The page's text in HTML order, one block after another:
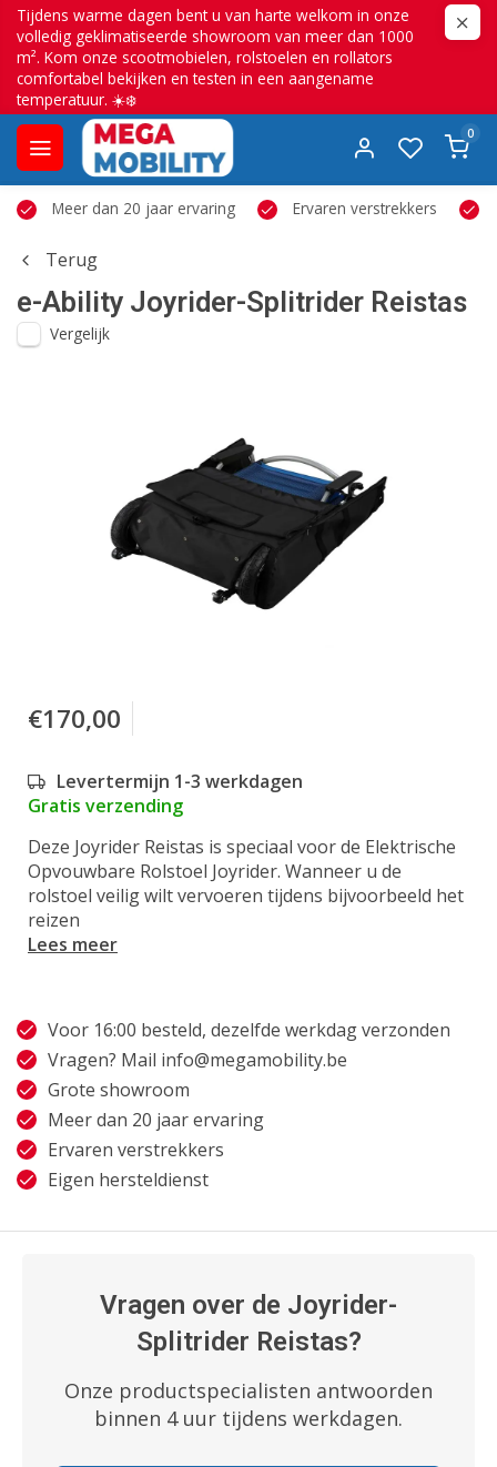
Tijdens warme dagen bent u van harte welkom in onze
volledig geklimatiseerde showroom van meer dan 1000
m². Kom onze scootmobielen, rolstoelen en rollators
comfortabel bekijken en testen in een aangename
temperatuur. ☀️❄️
0
Meer dan 20 jaar ervaring Ervaren verstrekkers
Terug
e-Ability Joyrider-Splitrider Reistas
Vergelijk
€170,00
Levertermijn 1-3 werkdagen
Gratis verzending
Deze Joyrider Reistas is speciaal voor de Elektrische
Opvouwbare Rolstoel Joyrider. Wanneer u de
rolstoel veilig wilt vervoeren tijdens bijvoorbeeld het
reizen
Lees meer
Voor 16:00 besteld, dezelfde werkdag verzonden
Vragen? Mail info@megamobility.be
Grote showroom
Meer dan 20 jaar ervaring
Ervaren verstrekkers
Eigen hersteldienst
Vragen over de Joyrider-
Splitrider Reistas?
Onze productspecialisten antwoorden
binnen 4 uur tijdens werkdagen.